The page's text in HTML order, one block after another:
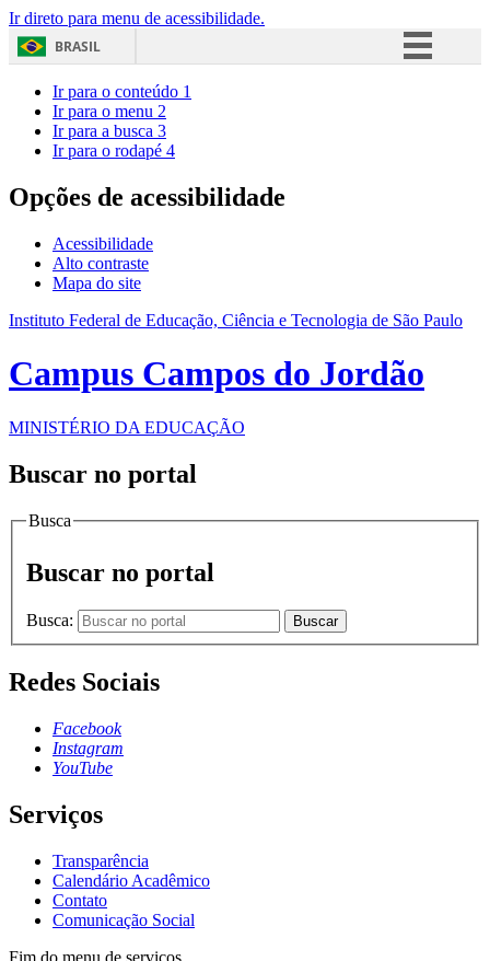
Ir direto para menu de acessibilidade.
BRASIL
Acesso à informação
Ir para o conteúdo 1
Ir para o menu 2
Ir para a busca 3
Ir para o rodapé 4
Opções de acessibilidade
Acessibilidade
Alto contraste
Mapa do site
Instituto Federal de Educação, Ciência e Tecnologia de São Paulo
Campus Campos do Jordão
MINISTÉRIO DA EDUCAÇÃO
Buscar no portal
Busca
Buscar no portal
Busca: Buscar
Redes Sociais
Facebook
Instagram
YouTube
Serviços
Transparência
Calendário Acadêmico
Contato
Comunicação Social
Fim do menu de serviços